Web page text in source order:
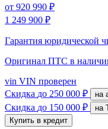
от 920 990 ₽
1 249 900 ₽
Гарантия юридической
Оригинал ПТС в
vin VIN проверен
Скидка до 250 000 ₽
Скидка до 150 000 ₽
Купить в кредит